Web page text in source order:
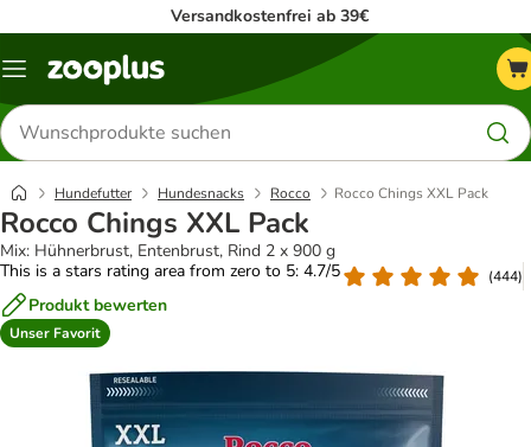
Versandkostenfrei ab 39€
Menü
Produkte
suchen
Hundefutter Hundesnacks Rocco Rocco Chings XXL Pack
Rocco Chings XXL Pack
Mix: Hühnerbrust, Entenbrust, Rind 2 x 900 g
This is a stars rating area from zero to 5: 4.7/5
(444)
Produkt bewerten
Unser Favorit